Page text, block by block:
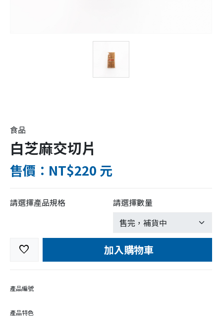
食品
白芝麻交切片
售價：NT$220 元
請選擇產品規格 請選擇數量
favorite 加入購物車
產品編號
產品特色